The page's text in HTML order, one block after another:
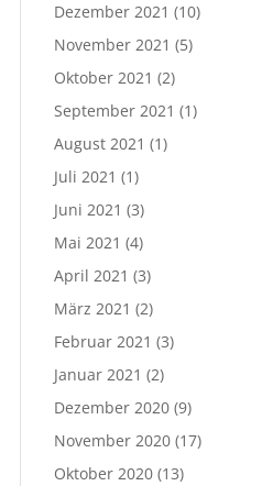
Dezember 2021 (10)
November 2021 (5)
Oktober 2021 (2)
September 2021 (1)
August 2021 (1)
Juli 2021 (1)
Juni 2021 (3)
Mai 2021 (4)
April 2021 (3)
März 2021 (2)
Februar 2021 (3)
Januar 2021 (2)
Dezember 2020 (9)
November 2020 (17)
Oktober 2020 (13)